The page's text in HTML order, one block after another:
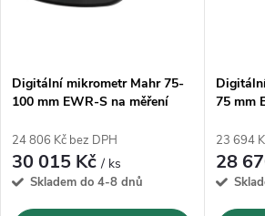
Digitální mikrometr Mahr 75-
100 mm EWR-S na měření
24 806 Kč bez DPH
30 015 Kč/ ks
Skladem do 4-8 dnů
75 mm
23 694
28